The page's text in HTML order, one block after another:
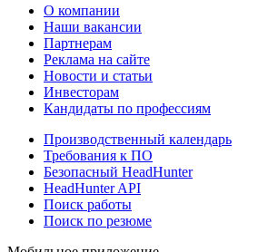
О компании
Наши вакансии
Партнерам
Реклама на сайте
Новости и статьи
Инвесторам
Кандидаты по профессиям
Производственный календарь
Требования к ПО
Безопасный HeadHunter
HeadHunter API
Поиск работы
Поиск по резюме